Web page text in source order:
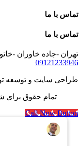
تماس با ما
تماس با ما
تهران -جاده خاوران -
09121233946
طراحی سایت و توسعه
تمام حقوق برای
Call Now Button